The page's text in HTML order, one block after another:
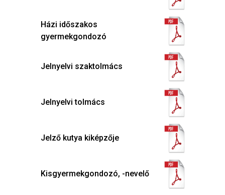
Házi időszakos
gyermekgondozó
Jelnyelvi szaktolmács
Jelnyelvi tolmács
Jelző kutya kiképzője
Kisgyermekgondozó, -nevelő